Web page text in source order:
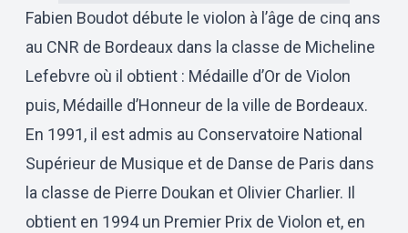
Fabien Boudot débute le violon à l’âge de cinq ans
au CNR de Bordeaux dans la classe de Micheline
Lefebvre où il obtient : Médaille d’Or de Violon
puis, Médaille d’Honneur de la ville de Bordeaux.
En 1991, il est admis au Conservatoire National
Supérieur de Musique et de Danse de Paris dans
la classe de Pierre Doukan et Olivier Charlier. Il
obtient en 1994 un Premier Prix de Violon et, en